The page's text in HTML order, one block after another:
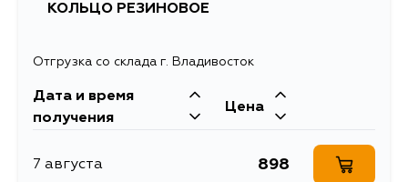
КОЛЬЦО РЕЗИНОВОЕ
Отгрузка со склада г. Владивосток
Дата и время
получения
Цена
7 августа 898